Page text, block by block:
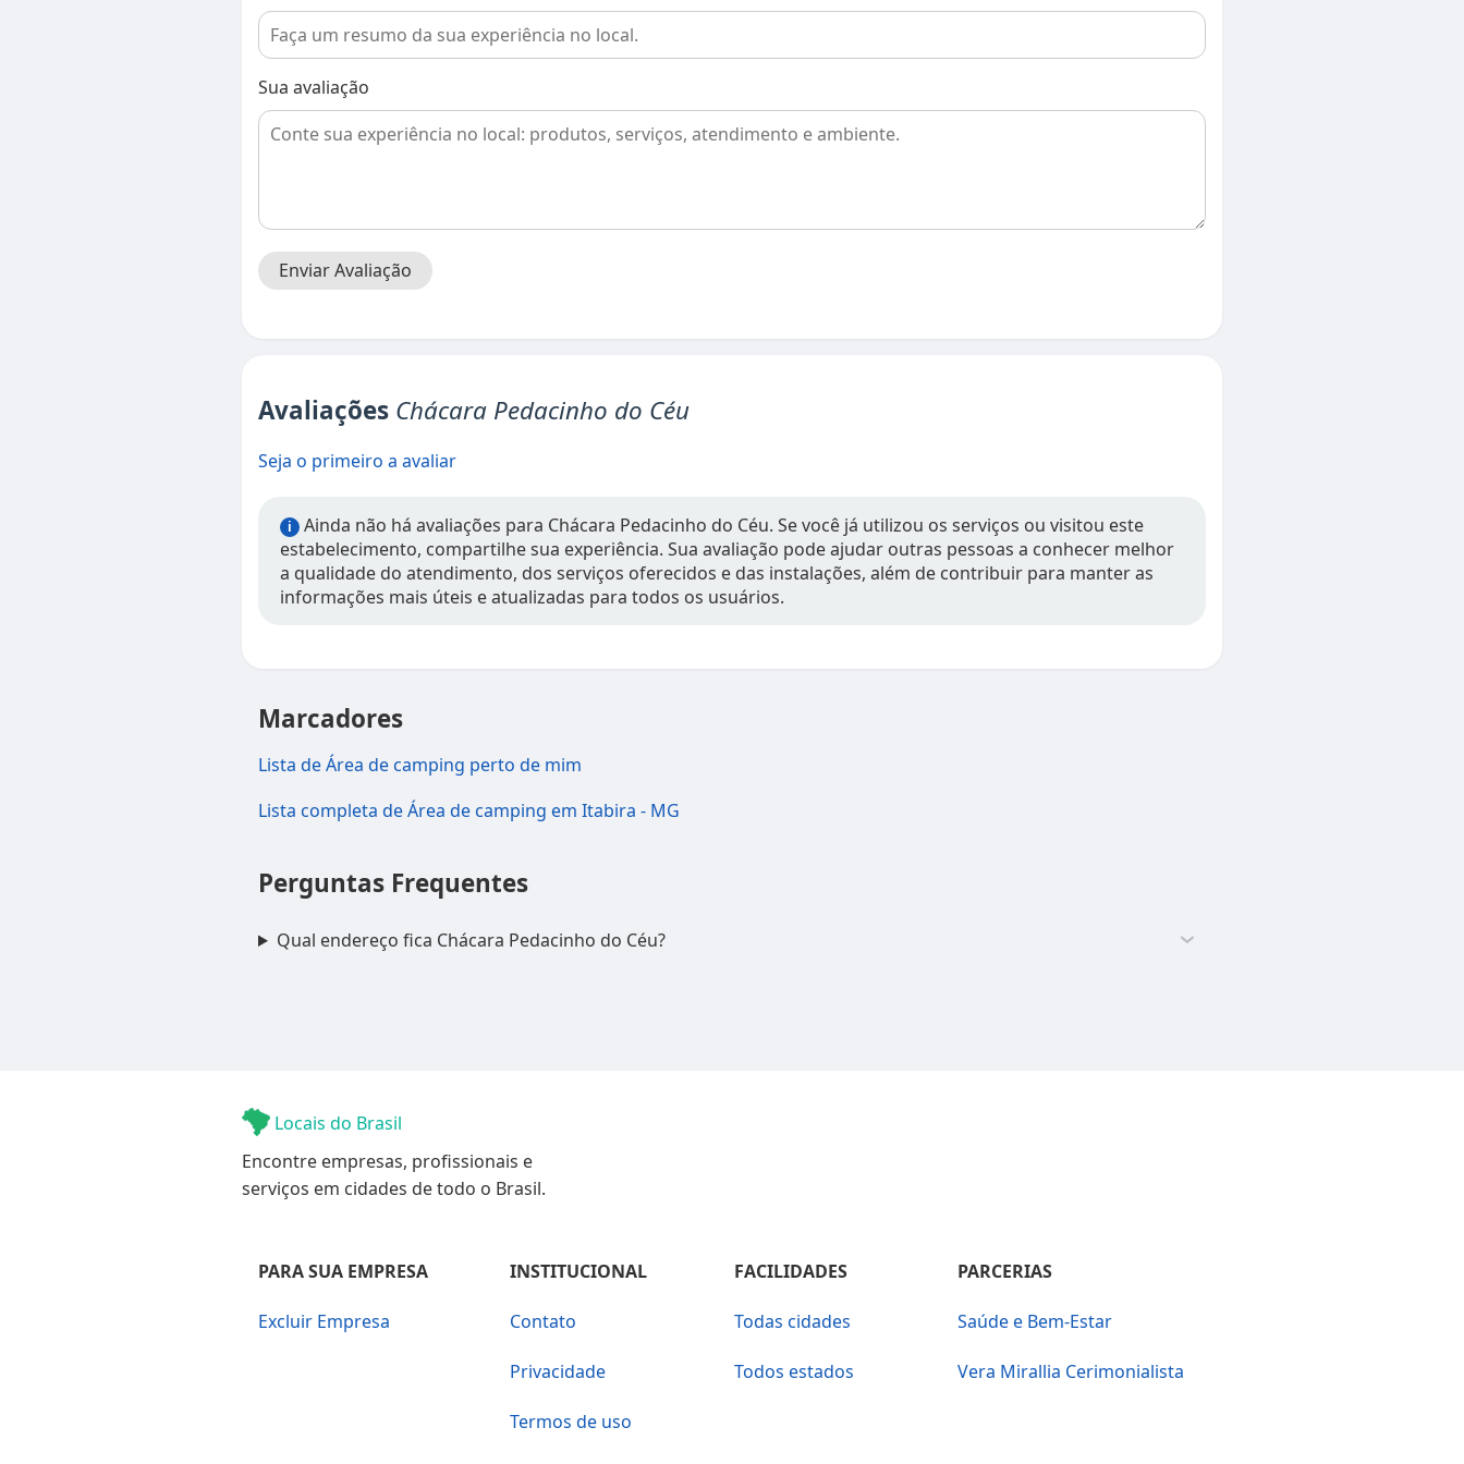
Sua avaliação
Enviar Avaliação
Avaliações Chácara Pedacinho do Céu
Seja o primeiro a avaliar
i
Ainda não há avaliações para Chácara Pedacinho do Céu. Se você já utilizou os serviços ou visitou este
estabelecimento, compartilhe sua experiência. Sua avaliação pode ajudar outras pessoas a conhecer melhor
a qualidade do atendimento, dos serviços oferecidos e das instalações, além de contribuir para manter as
informações mais úteis e atualizadas para todos os usuários.
Marcadores
Lista de Área de camping perto de mim
Lista completa de Área de camping em Itabira - MG
Perguntas Frequentes
Qual endereço fica Chácara Pedacinho do Céu?
Locais do Brasil
Encontre empresas, profissionais e
serviços em cidades de todo o Brasil.
PARA SUA EMPRESA
Excluir Empresa
INSTITUCIONAL
Contato
Privacidade
Termos de uso
FACILIDADES
Todas cidades
Todos estados
PARCERIAS
Saúde e Bem-Estar
Vera Mirallia Cerimonialista